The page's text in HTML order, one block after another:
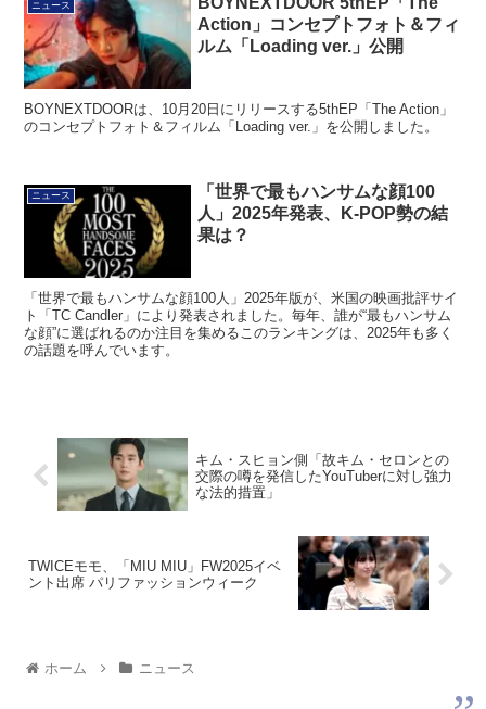
ニュース
Action」コンセプトフォト＆フィ
ルム「Loading ver.」公開
BOYNEXTDOORは、10月20日にリリースする5thEP「The Action」
のコンセプトフォト＆フィルム「Loading ver.」を公開しました。
ニュース
「世界で最もハンサムな顔100
人」2025年発表、K-POP勢の結
果は？
「世界で最もハンサムな顔100人」2025年版が、米国の映画批評サイ
ト「TC Candler」により発表されました。毎年、誰が“最もハンサム
な顔”に選ばれるのか注目を集めるこのランキングは、2025年も多く
の話題を呼んでいます。
キム・スヒョン側「故キム・セロンとの
交際の噂を発信したYouTuberに対し強力
な法的措置」
TWICEモモ、「MIU MIU」FW2025イベ
ント出席 パリファッションウィーク
ホーム ニュース